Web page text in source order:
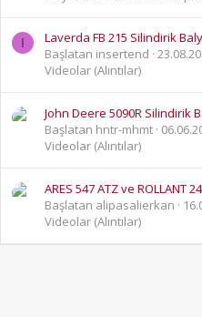
I
Laverda FB 215 Silindirik
Başlatan insertend
Videolar (Alıntılar)
John Deere 5090R Silindirik
Başlatan hntr-mhmt
Videolar (Alıntılar)
ARES 547 ATZ ve ROLLANT
Başlatan alipasalierkan
Videolar (Alıntılar)